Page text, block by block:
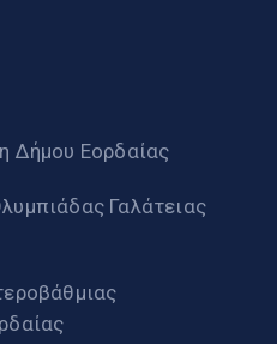
Δήμου Εορδαίας
Γαλάτειας